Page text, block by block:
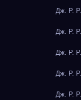
Дж. Р.
Дж. Р.
Дж. Р.
Дж. Р.
Дж. Р.